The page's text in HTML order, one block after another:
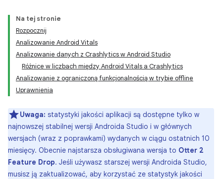
Na tej stronie
Rozpocznij
Analizowanie Android Vitals
Analizowanie danych z Crashlytics w Android Studio
Różnice w liczbach między Android Vitals a Crashlytics
Analizowanie z ograniczoną funkcjonalnością w trybie offline
Uprawnienia
Uwaga: statystyki jakości aplikacji są dostępne tylko w
najnowszej stabilnej wersji Androida Studio i w głównych
wersjach (wraz z poprawkami) wydanych w ciągu ostatnich 10
miesięcy. Obecnie najstarsza obsługiwana wersja to Otter 2
Feature Drop. Jeśli używasz starszej wersji Androida Studio,
musisz ją zaktualizować, aby korzystać ze statystyk jakości